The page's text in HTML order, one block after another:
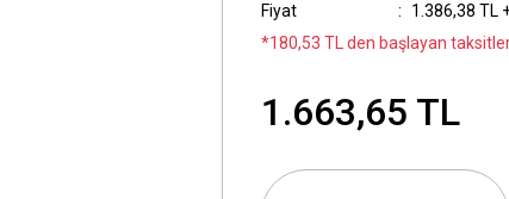
Fiyat
1.386,38 TL
*180,53 TL den başlayan
1.663,65 TL